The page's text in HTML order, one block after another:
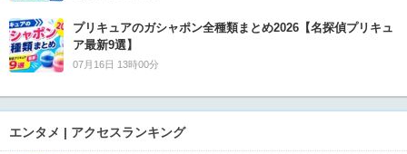
プリキュアのガシャポン全種類まとめ2026【名探偵プリキュ
ア最新9選】
07月16日 13時00分
エンタメ | アクセスランキング